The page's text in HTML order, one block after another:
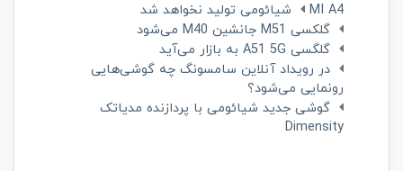
MI A4 شیائومی تولید نخواهد شد
گلکسی M51 جانشین M40 می‌شود
گلگسی A51 5G به بازار می‌آید
در رویداد آنلاین سامسونگ چه گوشی‌هایی
رونمایی می‌شود؟
گوشی جدید شیائومی با پردازنده مدیاتک
Dimensity